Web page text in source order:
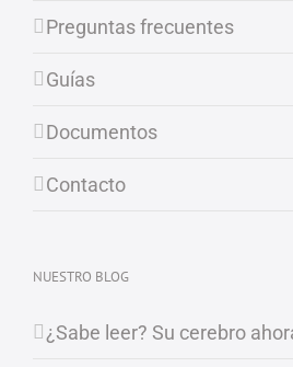
Preguntas frecuentes
Guías
Documentos
Contacto
NUESTRO BLOG
¿Sabe leer? Su cerebro